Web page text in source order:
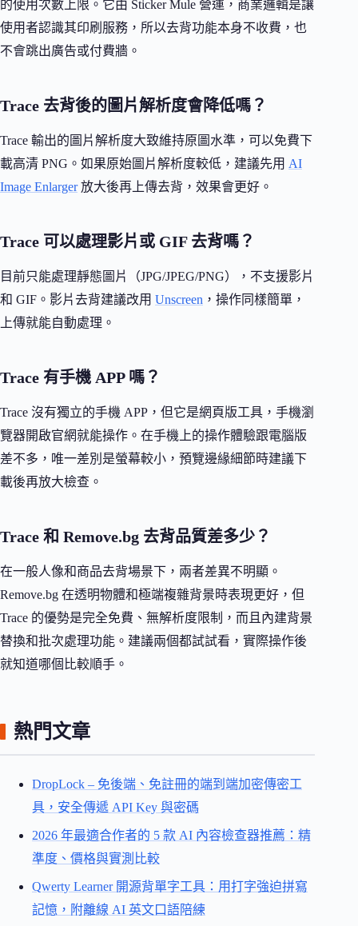
的使用次數上限。它由 Sticker Mule 營運，商業邏輯是讓
使用者認識其印刷服務，所以去背功能本身不收費，也
不會跳出廣告或付費牆。
Trace 去背後的圖片解析度會降低嗎？
Trace 輸出的圖片解析度大致維持原圖水準，可以免費下
載高清 PNG。如果原始圖片解析度較低，建議先用 AI
Image Enlarger放大後再上傳去背，效果會更好。
Trace 可以處理影片或 GIF 去背嗎？
目前只能處理靜態圖片（JPG/JPEG/PNG），不支援影片
和 GIF。影片去背建議改用 Unscreen ，操作同樣簡單，
上傳就能自動處理。
Trace 有手機 APP 嗎？
Trace 沒有獨立的手機 APP，但它是網頁版工具，手機瀏
覽器開啟官網就能操作。在手機上的操作體驗跟電腦版
差不多，唯一差別是螢幕較小，預覽邊緣細節時建議下
載後再放大檢查。
Trace 和 Remove.bg 去背品質差多少？
在一般人像和商品去背場景下，兩者差異不明顯。
Remove.bg 在透明物體和極端複雜背景時表現更好，但
Trace 的優勢是完全免費、無解析度限制，而且內建背景
替換和批次處理功能。建議兩個都試試看，實際操作後
就知道哪個比較順手。
熱門文章
DropLock – 免後端、免註冊的端到端加密傳密工
具，安全傳遞 API Key 與密碼
2026 年最適合作者的 5 款 AI 內容檢查器推薦：精
準度、價格與實測比較
Qwerty Learner 開源背單字工具：用打字強迫拼寫
記憶，附離線 AI 英文口語陪練